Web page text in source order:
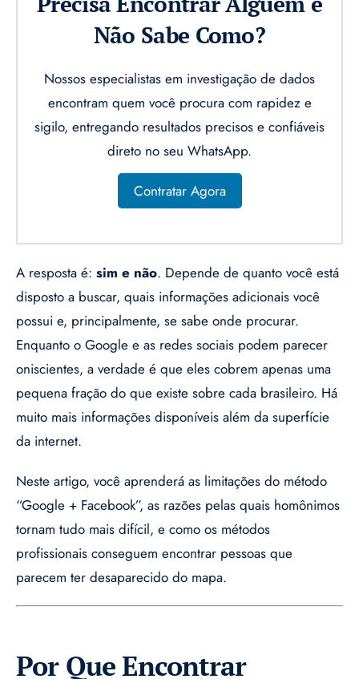
Não Sabe Como?
Nossos especialistas em investigação de dados
encontram quem você procura com rapidez e
sigilo, entregando resultados precisos e confiáveis
direto no seu WhatsApp.
Contratar Agora
A resposta é: sim e não. Depende de quanto você está
disposto a buscar, quais informações adicionais você
possui e, principalmente, se sabe onde procurar.
Enquanto o Google e as redes sociais podem parecer
oniscientes, a verdade é que eles cobrem apenas uma
pequena fração do que existe sobre cada brasileiro. Há
muito mais informações disponíveis além da superfície
da internet.
Neste artigo, você aprenderá as limitações do método
“Google + Facebook”, as razões pelas quais homônimos
tornam tudo mais difícil, e como os métodos
profissionais conseguem encontrar pessoas que
parecem ter desaparecido do mapa.
Por Que Encontrar